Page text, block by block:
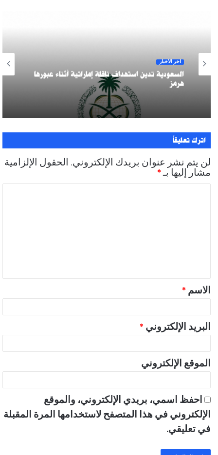
آخر الأخبار
السعودية تدين استهداف ناقلة إماراتية أثناء عبورها
هرمز
اترك تعليقاً
لن يتم نشر عنوان بريدك الإلكتروني. الحقول الإلزامية
مشار إليها بـ*
ق
*
الاسم *
البريد الإلكتروني *
الموقع الإلكتروني
احفظ اسمي، بريدي الإلكتروني، والموقع
الإلكتروني في هذا المتصفح لاستخدامها المرة المقبلة
في تعليقي.